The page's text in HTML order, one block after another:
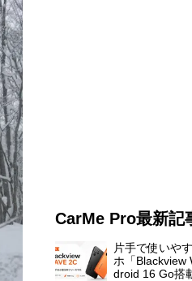
CarMe Pro最新記
片手で使いや
ホ「Blackview
droid 16 Go搭